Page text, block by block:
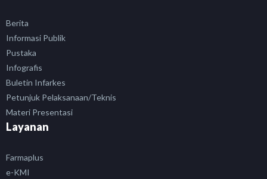
Berita
Informasi Publik
Pustaka
Infografis
Buletin Infarkes
Petunjuk Pelaksanaan/Teknis
Materi Presentasi
Layanan
Farmaplus
e-KMI